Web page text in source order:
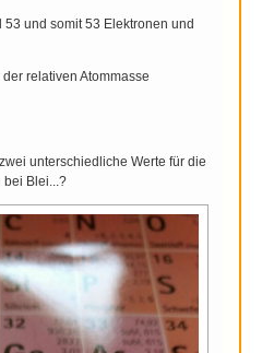
53 und somit 53 Elektronen und
relativen Atommasse
unterschiedliche Werte für die
bei Blei...?